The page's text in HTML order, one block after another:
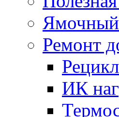
Ямочный
Ремонт
ИК